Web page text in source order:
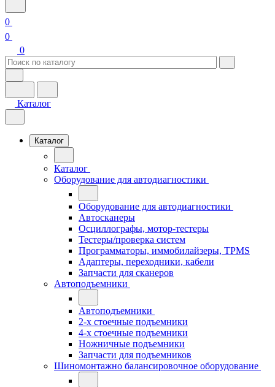
0
0
0
Каталог
Каталог
Каталог
Оборудование для автодиагностики
Оборудование для автодиагностики
Автосканеры
Осциллографы, мотор-тестеры
Тестеры/проверка систем
Программаторы, иммобилайзеры, TPMS
Адаптеры, переходники, кабели
Запчасти для сканеров
Автоподъемники
Автоподъемники
2-х стоечные подъемники
4-х стоечные подъемники
Ножничные подъемники
Запчасти для подъемников
Шиномонтажно балансировочное оборудование